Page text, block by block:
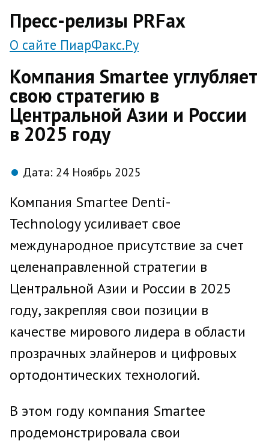
Пресс-релизы PRFax
О сайте ПиарФакс.Ру
Компания Smartee углубляет
свою стратегию в
Центральной Азии и России
в 2025 году
Дата: 24 Ноябрь 2025
Компания Smartee Denti-
Technology усиливает свое
международное присутствие за счет
целенаправленной стратегии в
Центральной Азии и России в 2025
году, закрепляя свои позиции в
качестве мирового лидера в области
прозрачных элайнеров и цифровых
ортодонтических технологий.
В этом году компания Smartee
продемонстрировала свои